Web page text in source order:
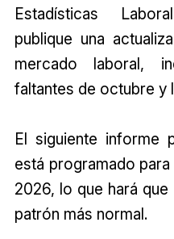
Estadísticas
publique una
mercado laboral,
faltantes de octubre y
El siguiente informe
está programado
2026, lo que hará
patrón más normal.